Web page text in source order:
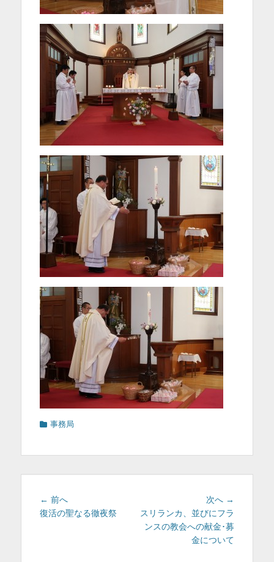
カ 事務局
投
稿
← 前へ
の
復活の聖なる徹夜祭
次へ →
スリランカ、並びにフラ
ンスの教会への献金･募
金について